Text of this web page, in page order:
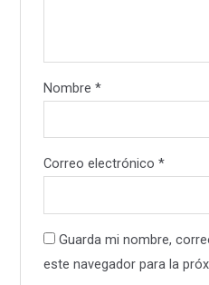
Nombre *
Correo electrónico *
Guarda mi nombre,
este navegador para la